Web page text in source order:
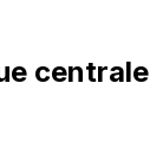
centrale